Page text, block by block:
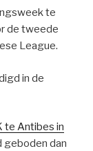
te
de tweede
League.
in de
te Antibes in
geboden dan